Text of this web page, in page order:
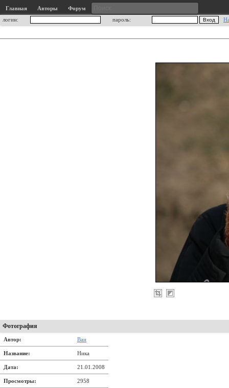
Главная Авторы
Форум
логин:
пароль:
Фотография
Автор: Ван
Название: Ника
Дата: 21.01.2008
Просмотры: 2958